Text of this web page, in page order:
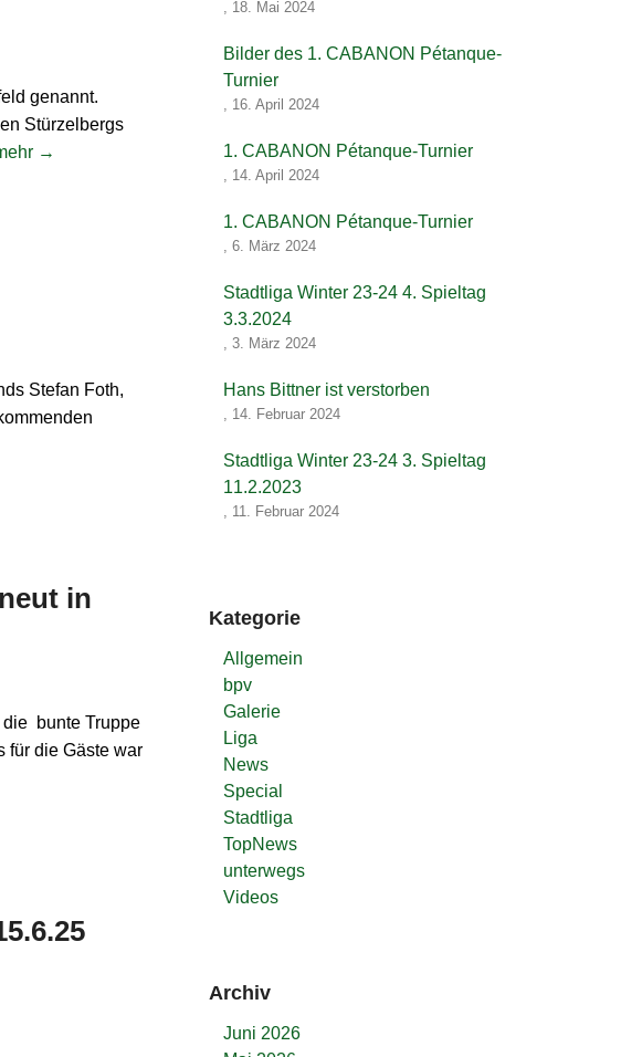
genannt.
Stürzelbergs
→
Stefan Foth,
in
die bunte Truppe
für die Gäste war
, 18. Mai 2024
Bilder des 1. CABANON Pétanque-
Turnier
, 16. April 2024
1. CABANON Pétanque-Turnier
, 14. April 2024
1. CABANON Pétanque-Turnier
, 6. März 2024
Stadtliga Winter 23-24 4. Spieltag
3.3.2024
, 3. März 2024
Hans Bittner ist verstorben
, 14. Februar 2024
Stadtliga Winter 23-24 3. Spieltag
11.2.2023
, 11. Februar 2024
Kategorie
Allgemein
bpv
Galerie
Liga
News
Special
Stadtliga
TopNews
unterwegs
Videos
Archiv
Juni 2026